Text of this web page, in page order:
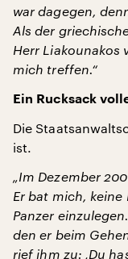
war dagegen,
Als der
Herr Liakounakos
mich treffen.“
Ein Rucksack
Die
ist.
„Im Dezember
Er bat mich, keine
Panzer
den er beim
rief ihm zu: ‚Du